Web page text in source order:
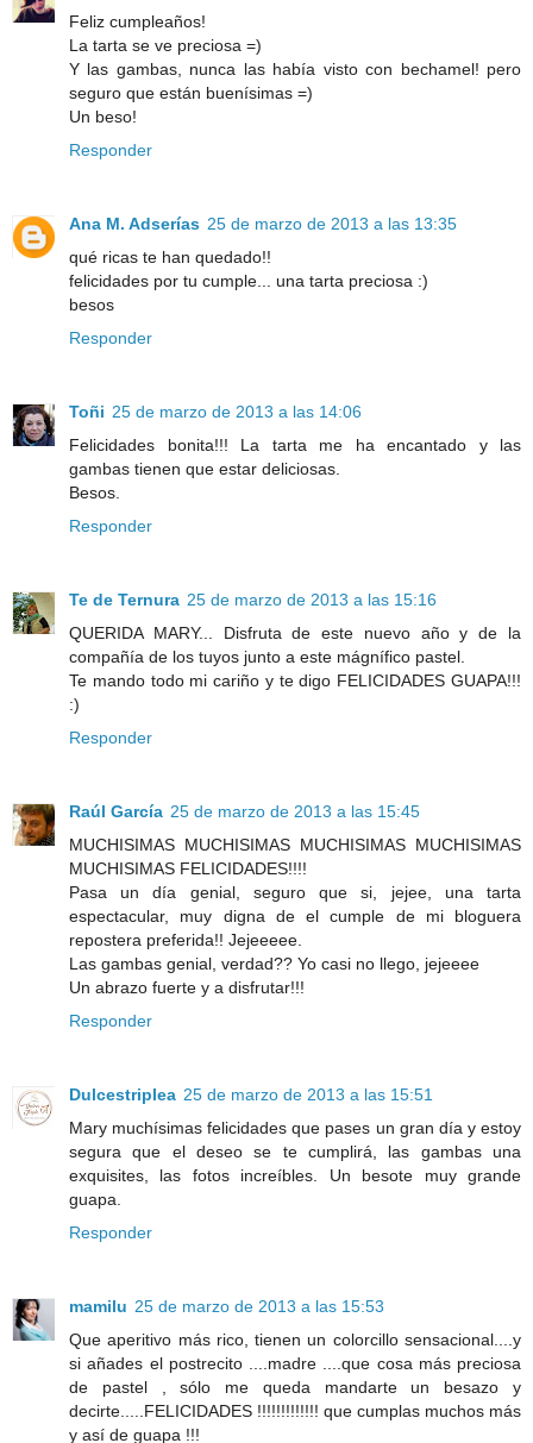
Feliz cumpleaños!
La tarta se ve preciosa =)
Y las gambas, nunca las había visto con bechamel! pero
seguro que están buenísimas =)
Un beso!
Responder
Ana M. Adserías 25 de marzo de 2013 a las 13:35
qué ricas te han quedado!!
felicidades por tu cumple... una tarta preciosa :)
besos
Responder
Toñi 25 de marzo de 2013 a las 14:06
Felicidades bonita!!! La tarta me ha encantado y las
gambas tienen que estar deliciosas.
Besos.
Responder
Te de Ternura 25 de marzo de 2013 a las 15:16
QUERIDA MARY... Disfruta de este nuevo año y de la
compañía de los tuyos junto a este mágnífico pastel.
Te mando todo mi cariño y te digo FELICIDADES GUAPA!!!
:)
Responder
Raúl García 25 de marzo de 2013 a las 15:45
MUCHISIMAS MUCHISIMAS MUCHISIMAS MUCHISIMAS
MUCHISIMAS FELICIDADES!!!!
Pasa un día genial, seguro que si, jejee, una tarta
espectacular, muy digna de el cumple de mi bloguera
repostera preferida!! Jejeeeee.
Las gambas genial, verdad?? Yo casi no llego, jejeeee
Un abrazo fuerte y a disfrutar!!!
Responder
Dulcestriplea 25 de marzo de 2013 a las 15:51
Mary muchísimas felicidades que pases un gran día y estoy
segura que el deseo se te cumplirá, las gambas una
exquisites, las fotos increíbles. Un besote muy grande
guapa.
Responder
mamilu 25 de marzo de 2013 a las 15:53
Que aperitivo más rico, tienen un colorcillo sensacional....y
si añades el postrecito ....madre ....que cosa más preciosa
de pastel , sólo me queda mandarte un besazo y
decirte.....FELICIDADES !!!!!!!!!!!!! que cumplas muchos más
y así de guapa !!!